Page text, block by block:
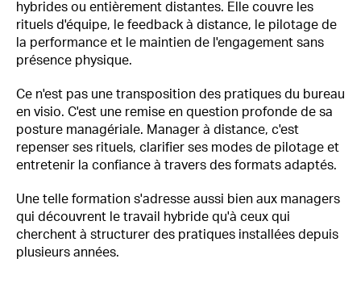
hybrides ou entièrement distantes. Elle couvre les
rituels d'équipe, le feedback à distance, le pilotage de
la performance et le maintien de l'engagement sans
présence physique.
Ce n'est pas une transposition des pratiques du bureau
en visio. C'est une remise en question profonde de sa
posture managériale. Manager à distance, c'est
repenser ses rituels, clarifier ses modes de pilotage et
entretenir la confiance à travers des formats adaptés.
Une telle formation s'adresse aussi bien aux managers
qui découvrent le travail hybride qu'à ceux qui
cherchent à structurer des pratiques installées depuis
plusieurs années.